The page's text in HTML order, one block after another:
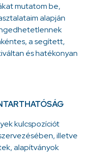
mutatom be,
alapján
a segített,
és hatékonyan
kulcspozíciót
illetve
alapítványok